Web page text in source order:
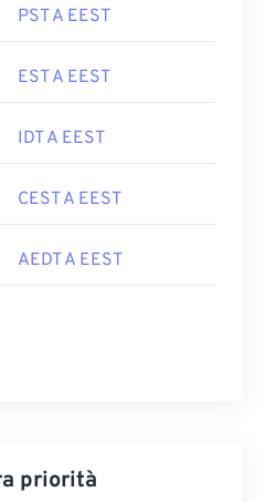
PST A EEST
EST A EEST
IDT A EEST
CEST A EEST
AEDT A EEST
priorità